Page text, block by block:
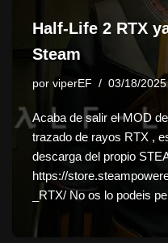
Half-Life 2 RTX
Steam
por viperEF 03/18/2025
Acaba de salir el MOD
trazado de rayos RTX ,
descarga del propio
https://
_RTX/ No os lo podeis